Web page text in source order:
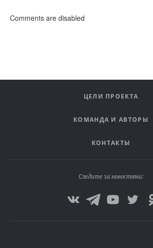
Comments are disabled
ЦЕЛИ ПРОЕКТА
КОМАНДА И АВТОРЫ
КОНТАКТЫ
Следите за новостями: